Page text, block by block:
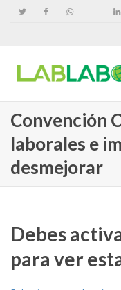
Convención
laborales e
desmejorar
Debes
para ver